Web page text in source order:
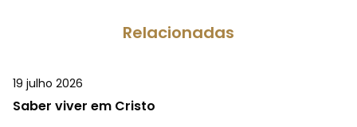
Relacionadas
19 julho 2026
Saber viver em Cristo